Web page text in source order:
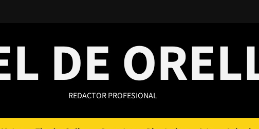
DE
REDACTOR PROFESIONAL